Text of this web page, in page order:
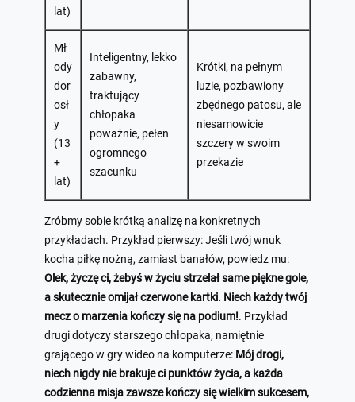
lat)
Mł
ody
dor
osł
y
(13
+
lat)
Inteligentny, lekko
zabawny,
traktujący
chłopaka
poważnie, pełen
ogromnego
szacunku
Krótki, na pełnym
luzie, pozbawiony
zbędnego patosu, ale
niesamowicie
szczery w swoim
przekazie
Zróbmy sobie krótką analizę na konkretnych
przykładach. Przykład pierwszy: Jeśli twój wnuk
kocha piłkę nożną, zamiast banałów, powiedz mu:
Olek, życzę ci, żebyś w życiu strzelał same piękne gole,
a skutecznie omijał czerwone kartki. Niech każdy twój
mecz o marzenia kończy się na podium!. Przykład
drugi dotyczy starszego chłopaka, namiętnie
grającego w gry wideo na komputerze: Mój drogi,
niech nigdy nie brakuje ci punktów życia, a każda
codzienna misja zawsze kończy się wielkim sukcesem,